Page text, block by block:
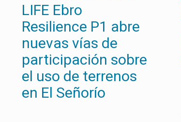
LIFE Ebro
Resilience P1 abre
nuevas vías de
participación sobre
el uso de terrenos
en El Señorío